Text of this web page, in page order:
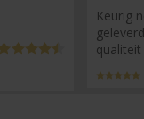
Keurig
qualiteit